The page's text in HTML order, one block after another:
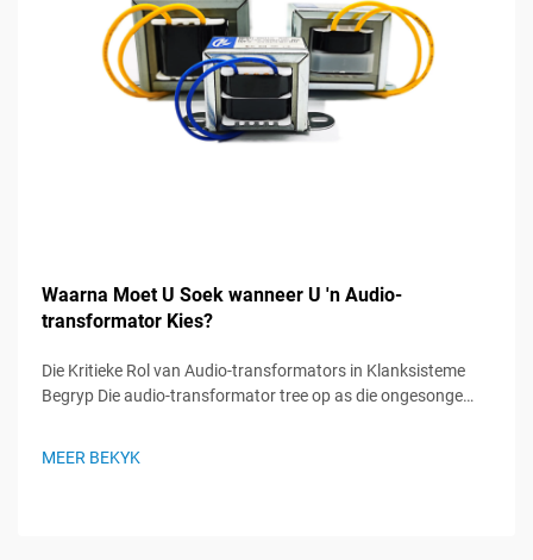
Waarna Moet U Soek wanneer U 'n Audio-
transformator Kies?
Die Kritieke Rol van Audio-transformators in Klanksisteme
Begryp Die audio-transformator tree op as die ongesonge
gespesialiseerde komponente...
MEER BEKYK